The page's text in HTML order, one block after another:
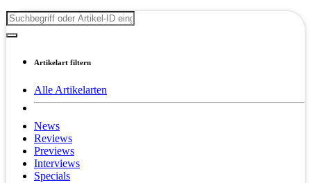
Artikelart filtern
Alle Artikelarten
News
Reviews
Previews
Interviews
Specials